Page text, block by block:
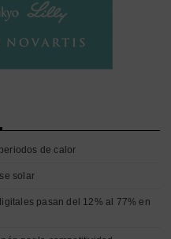
de calor
solar
pasan del 12% al 77% en